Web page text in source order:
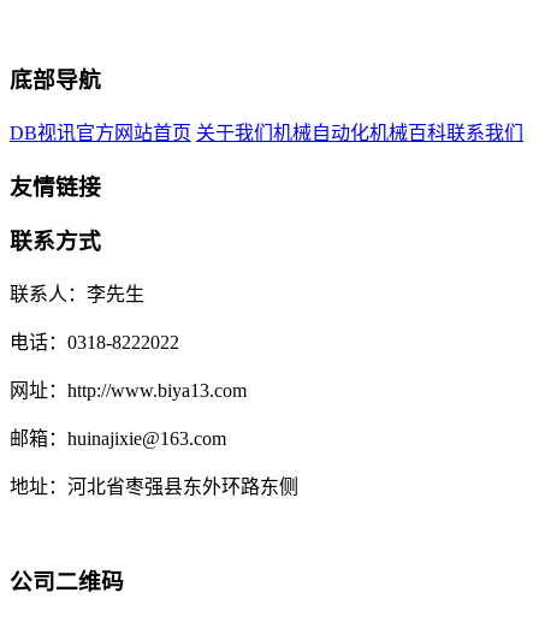
底部导航
DB视讯官方网站首页 关于我们 机械自动化机械百科联系我们
友情链接
联系方式
联系人：李先生
电话：0318-8222022
网址：http://www.biya13.com
邮箱：huinajixie@163.com
地址：河北省枣强县东外环路东侧
公司二维码